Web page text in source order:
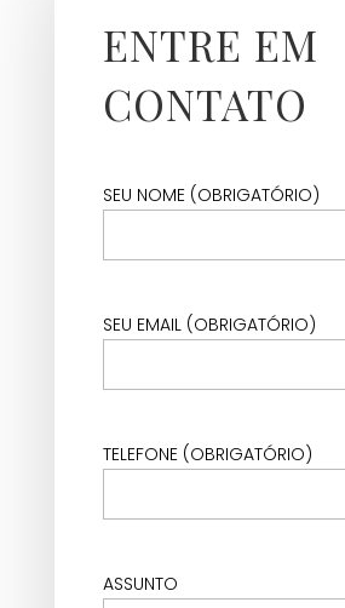
ENTRE EM
CONTATO
SEU NOME (OBRIGATÓRIO)
SEU EMAIL (OBRIGATÓRIO)
TELEFONE (OBRIGATÓRIO)
ASSUNTO